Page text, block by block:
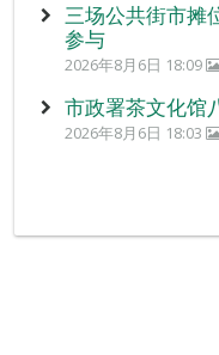
三场公共街市摊
参与
2026年8月6日 18:09
市政署茶文化馆
2026年8月6日 18:03